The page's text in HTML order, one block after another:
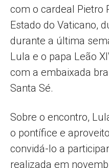
com o cardeal Pietro
Estado do Vaticano,
durante a última
Lula e o papa Leão
com a embaixada
Santa Sé.
Sobre o encontro,
o pontífice e
convidá-lo a
realizada em